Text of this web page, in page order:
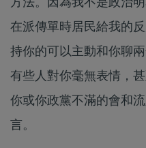
在派傳單時居民給我的
持你的可以主動和你聊
有些人對你毫無表情，
你或你政黨不滿的會和
言。